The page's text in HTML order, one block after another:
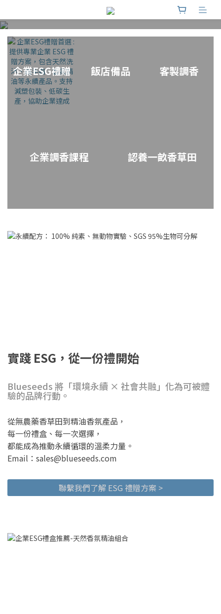
把月光調成團圓的香氣，今年用香氣擁
企業ESG禮贈 飯店備品 客製調香
企業調香課程 認養一畝香草田
實踐 ESG，從一份禮開始
Blueseeds 將「環境永續 × 社會共融」化為可被體
驗的品牌行動。
從無農藥香草田到精油香氛產品，
每一份禮盒、每一次選擇，
都能成為推動永續循環的溫柔力量。
Email：sales@blueseeds.com
聯繫我們了解 ESG 禮贈方案 >